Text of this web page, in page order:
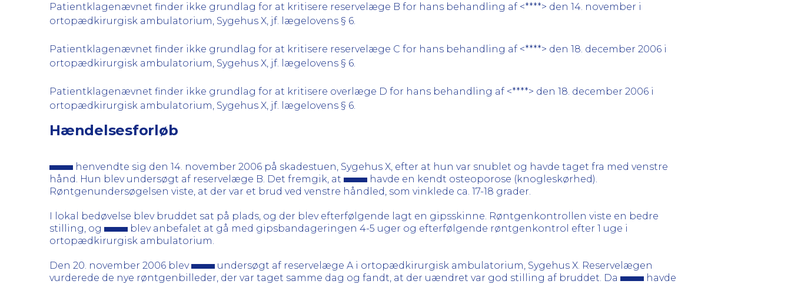
Patientklagenævnet finder ikke grundlag for at kritisere reservelæge B for hans behandling af <****> den 14. november i
ortopædkirurgisk ambulatorium, Sygehus X, jf. lægelovens § 6.
Patientklagenævnet finder ikke grundlag for at kritisere reservelæge C for hans behandling af <****> den 18. december 2006 i
ortopædkirurgisk ambulatorium, Sygehus X, jf. lægelovens § 6.
Patientklagenævnet finder ikke grundlag for at kritisere overlæge D for hans behandling af <****> den 18. december 2006 i
ortopædkirurgisk ambulatorium, Sygehus X, jf. lægelovens § 6.
Hændelsesforløb
henvendte sig den 14. november 2006 på skadestuen, Sygehus X, efter at hun var snublet og havde taget fra med venstre
hånd. Hun blev undersøgt af reservelæge B. Det fremgik, at
havde en kendt osteoporose (knogleskørhed).
Røntgenundersøgelsen viste, at der var et brud ved venstre håndled, som vinklede ca. 17-18 grader.
I lokal bedøvelse blev bruddet sat på plads, og der blev efterfølgende lagt en gipsskinne. Røntgenkontrollen viste en bedre
stilling, og
blev anbefalet at gå med gipsbandageringen 4-5 uger og efterfølgende røntgenkontrol efter 1 uge i
ortopædkirurgisk ambulatorium.
Den 20. november 2006 blev
undersøgt af reservelæge A i ortopædkirurgisk ambulatorium, Sygehus X. Reservelægen
vurderede de nye røntgenbilleder, der var taget samme dag og fandt, at der uændret var god stilling af bruddet. Da
havde